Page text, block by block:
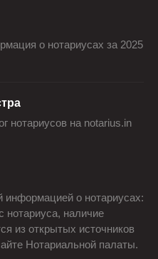
о нотариусах за 2025
нотариусов на notarius.in
информацией о нотариусах:
нотариуса, наличие
из открытых источников
Нотариальной палаты.